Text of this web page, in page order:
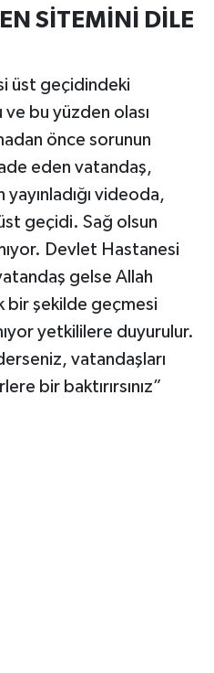
SİTEMİNİ DİLE
üst geçidindeki
bu yüzden olası
önce sorunun
eden vatandaş,
videoda,
geçidi. Sağ olsun
Devlet Hastanesi
gelse Allah
bir şekilde geçmesi
yetkililere duyurulur.
vatandaşları
bir baktırırsınız”